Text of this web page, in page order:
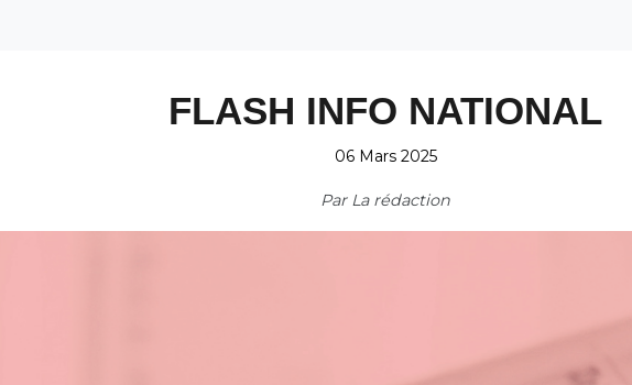
FLASH INFO NATIONAL
06 Mars 2025
Par La rédaction